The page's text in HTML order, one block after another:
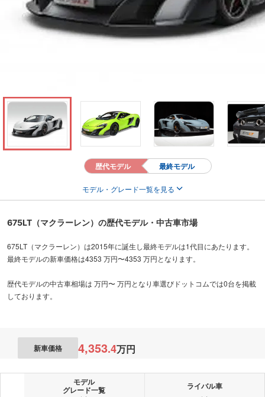
歴代モデル 最終モデル
モデル・グレード一覧を見る
675LT（マクラーレン）の歴代モデル・中古車市場
675LT（マクラーレン）は2015年に誕生し最終モデルは1代目にあたります。
最終モデルの新車価格は4353 万円〜4353 万円となります。
歴代モデルの中古車相場は 万円〜 万円となり車選びドットコムでは0台を掲載
しております。
新車価格 4,353.4万円
モデル
グレード一覧 ライバル車